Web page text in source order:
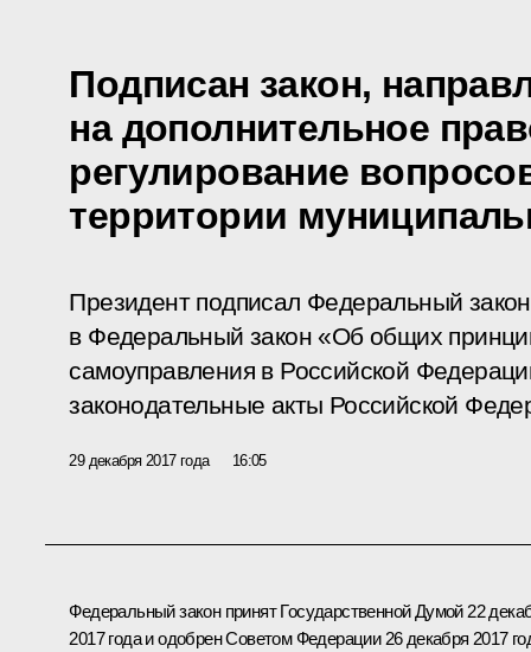
Подписан закон,
на дополнительное
регулирование
территории
Президент подписал Федеральный
в Федеральный закон «Об общих
самоуправления в Российской
законодательные акты Российской
29 декабря 2017 года 16:05
Федеральный закон принят Государственной Думой 22
2017 года и одобрен Советом Федерации 26 декабря 2017